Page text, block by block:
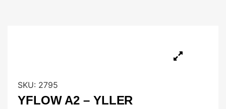
SKU: 2795
YFLOW A2 – YLLER